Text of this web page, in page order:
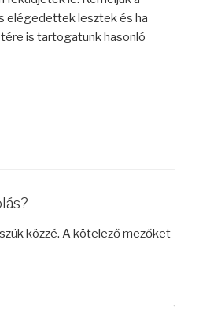
elégedettek lesztek és ha
is tartogatunk hasonló
közzé. A kötelező mezőket